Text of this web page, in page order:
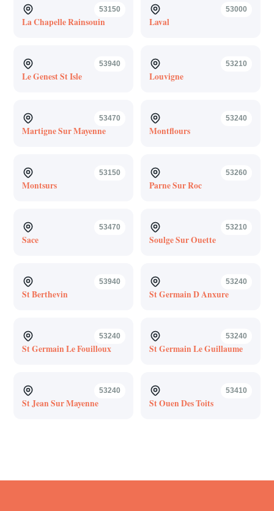
53150
La Chapelle Rainsouin
53000
Laval
53940
Le Genest St Isle
53210
Louvigne
53470
Martigne Sur Mayenne
53240
Montflours
53150
Montsurs
53260
Parne Sur Roc
53470
Sace
53210
Soulge Sur Ouette
53940
St Berthevin
53240
St Germain D Anxure
53240
St Germain Le Fouilloux
53240
St Germain Le Guillaume
53240
St Jean Sur Mayenne
53410
St Ouen Des Toits